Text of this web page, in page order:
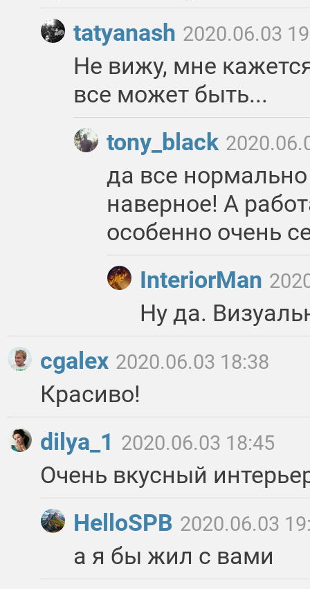
tatyanash 2020.06.03
Не вижу, мне
все может быть...
tony_black
да все
наверное! А
особенно очень
InteriorMan
Ну да.
cgalex 2020.06.03 18:38
Красиво!
dilya_1 2020.06.03 18:45
Очень вкусный
HelloSPB 2020.06.03
а я бы жил с вами